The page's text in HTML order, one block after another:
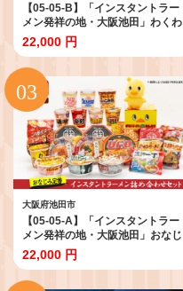
【05-05-B】「インスタントラー
メン発祥の地・大阪池田」わくわ
くおたのしみセット
22,000 円
大阪府池田市
【05-05-A】「インスタントラー
メン発祥の地・大阪池田」おなじ
み定番セット
22,000 円